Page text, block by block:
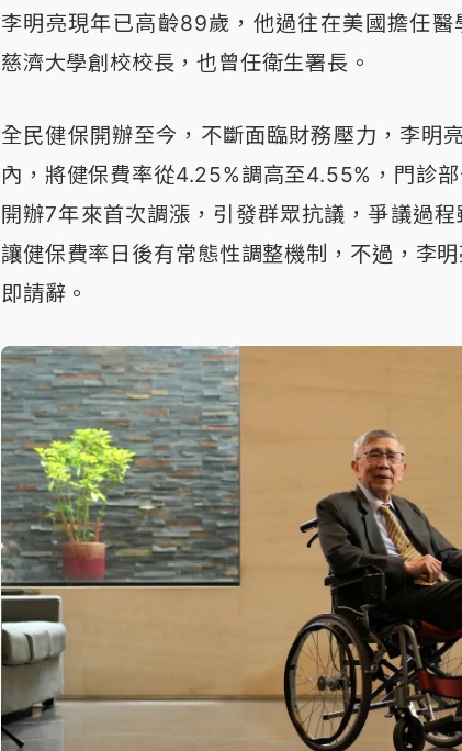
李明亮現年已高齡89歲，他過往在美國擔任醫
慈濟大學創校校長，也曾任衛生署長。
全民健保開辦至今，不斷面臨財務壓力，李明
內，將健保費率從4.25%調高至4.55%，門診
開辦7年來首次調漲，引發群眾抗議，爭議過
讓健保費率日後有常態性調整機制，不過，李
即請辭。